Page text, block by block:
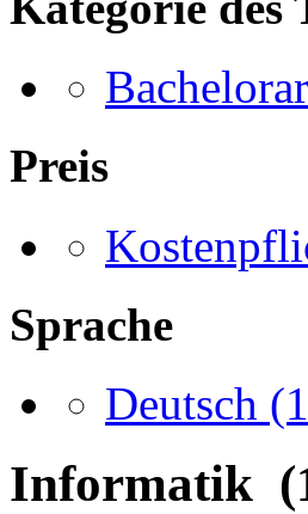
Preis
Sprache
Deutsch
Informatik